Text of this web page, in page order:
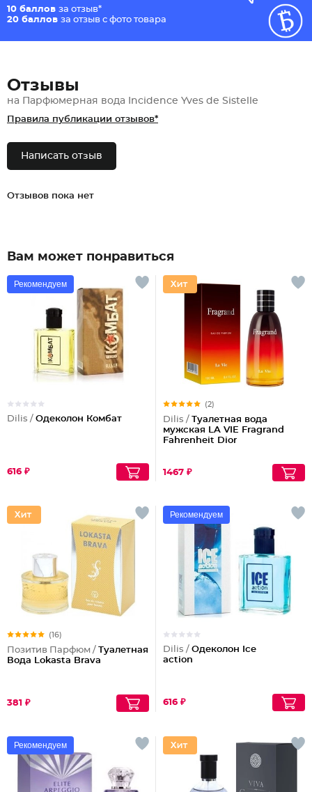
10 баллов за отзыв*
20 баллов за отзыв с фото товара
Отзывы
на Парфюмерная вода Incidence Yves de Sistelle
Правила публикации отзывов*
Написать отзыв
Отзывов пока нет
Вам может понравиться
Рекомендуем
Dilis / Одеколон Комбат
616 ₽
(2)
Dilis / Туалетная вода
мужская LA VIE Fragrand
Fahrenheit Dior
1467 ₽
(16)
Позитив Парфюм / Туалетная
Вода Lokasta Brava
381 ₽
Рекомендуем
Dilis / Одеколон Ice
action
616 ₽
Рекомендуем